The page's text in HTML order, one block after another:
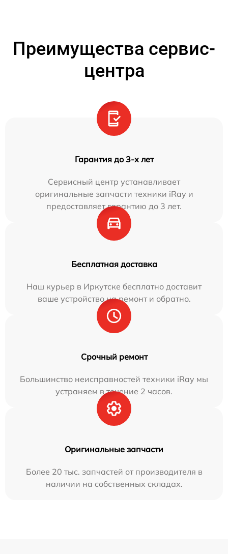
Преимущества сервис-
центра
Гарантия до 3-х лет
Сервисный центр устанавливает
оригинальные запчасти техники iRay и
предоставляет гарантию до 3 лет.
Бесплатная доставка
Наш курьер в Иркутске бесплатно доставит
ваше устройство на ремонт и обратно.
Срочный ремонт
Большинство неисправностей техники iRay мы
устраняем в течение 2 часов.
Оригинальные запчасти
Более 20 тыс. запчастей от производителя в
наличии на собственных складах.